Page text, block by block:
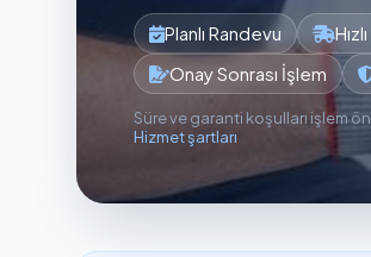
Planlı Randevu
Onay Sonrası İşlem
Süre ve garanti koşulları işlem
Hizmet şartları